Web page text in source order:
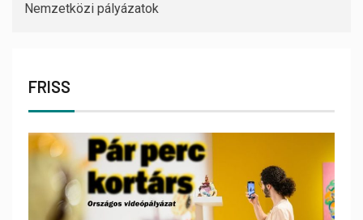
Nemzetközi pályázatok
FRISS